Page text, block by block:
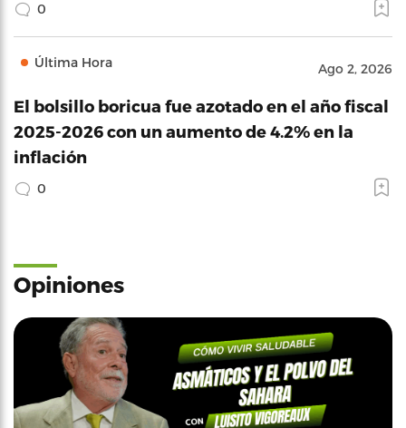
0
Última Hora Ago 2, 2026
El bolsillo boricua fue azotado en el año fiscal
2025-2026 con un aumento de 4.2% en la
inflación
0
Opiniones